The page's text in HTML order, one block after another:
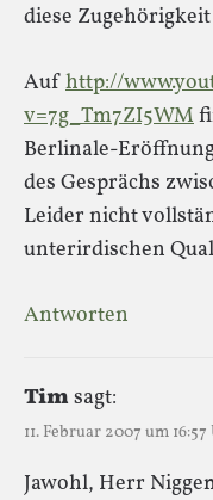
diese
Aufhttp://
v=7g_Tm7ZI5WM
Berlinale-
des Gesprächs
Leider nicht
unterirdischen
Antworten
Timsagt:
11. Februar 2007 um
Jawohl, Herr